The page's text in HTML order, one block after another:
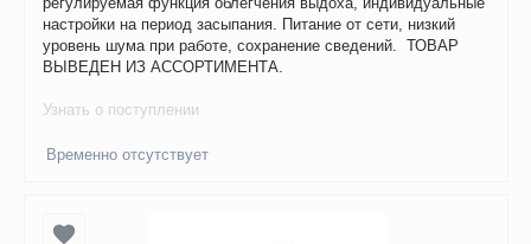
настройки на период засыпания. Питание от сети, низкий
уровень шума при работе, сохранение сведений. ТОВАР
ВЫВЕДЕН ИЗ АССОРТИМЕНТА.
Узнать о поступлении
Временно отсутствует